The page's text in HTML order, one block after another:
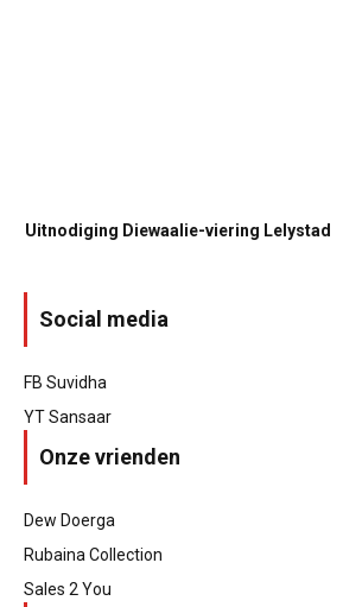
Uitnodiging Diewaalie-viering Lelystad
Social media
FB Suvidha
YT Sansaar
Onze vrienden
Dew Doerga
Rubaina Collection
Sales 2 You